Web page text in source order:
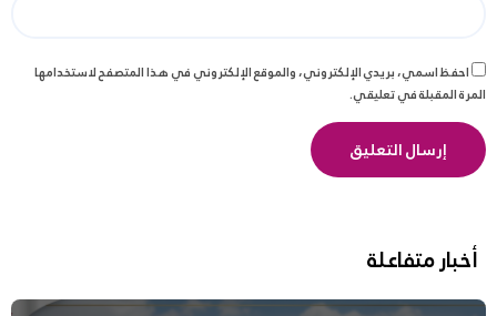
احفظ اسمي، بريدي الإلكتروني، والموقع الإلكتروني في هذا المتصفح لاستخدامها
المرة المقبلة في تعليقي.
أخبار متفاعلة